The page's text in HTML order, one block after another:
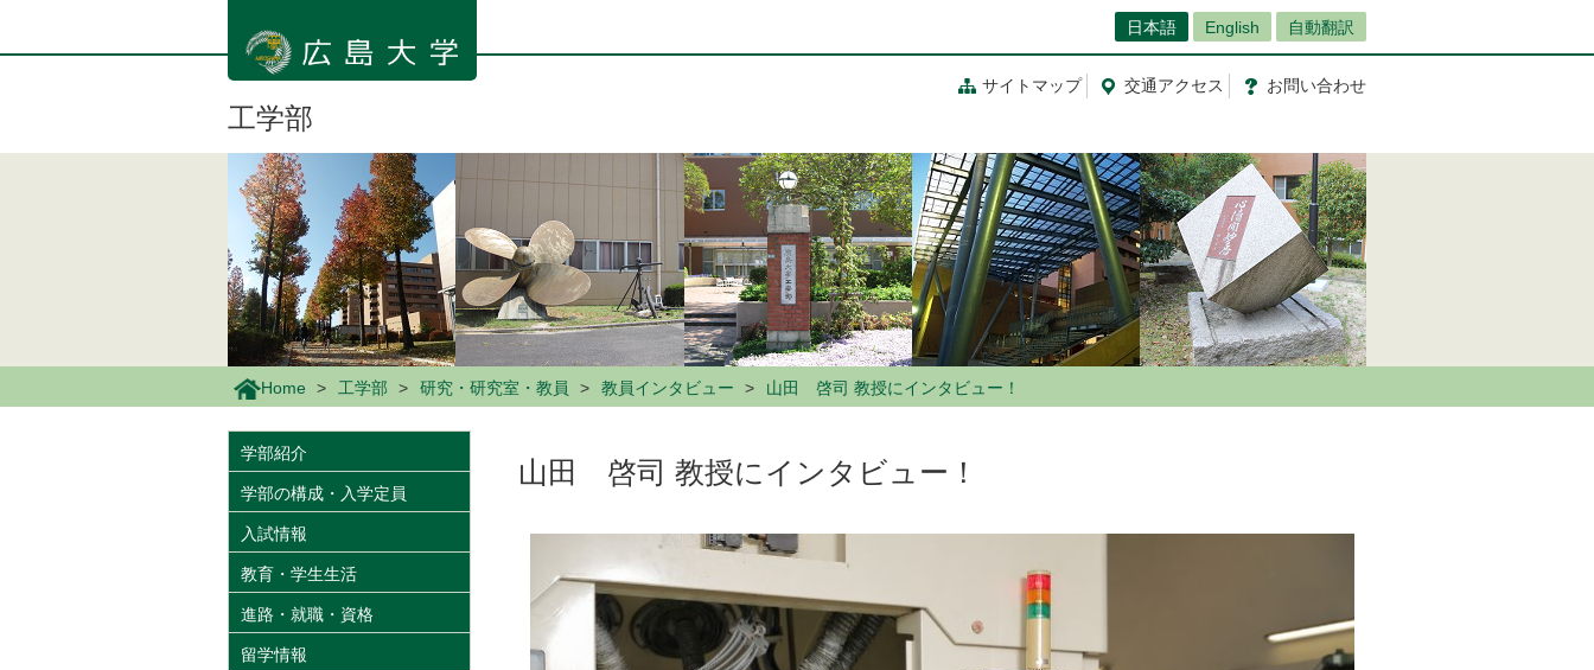
ン
日本語 English 自動翻訳
サイトマップ 交通アクセス お問い合わせ
工学部
Home 工学部 研究・研究室・教員 教員インタビュー 山田 啓司 教授にインタビュー！
山田 啓司 教授にインタビュー！
学部紹介
学部の構成・入学定員
入試情報
教育・学生生活
進路・就職・資格
留学情報